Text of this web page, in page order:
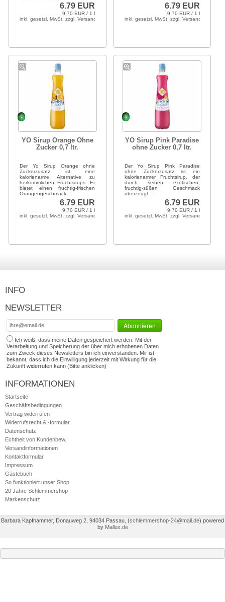
6.79 EUR
9.70 EUR / 1 l
inkl. gesetzl. MwSt. zzgl. Versandkosten
6.79 EUR
9.70 EUR / 1 l
inkl. gesetzl. MwSt. zzgl. Versandkosten
YO Sirup Orange Ohne
Zucker 0,7 ltr.
Der Yo Sirup Orange ohne
Zuckerzusatz ist eine
kalorienarme Alternative zu
herkömmlichen Fruchtsirups. Er
bietet einen fruchtig-frischen
Orangengeschmack,...
6.79 EUR
9.70 EUR / 1 l
inkl. gesetzl. MwSt. zzgl. Versandkosten
YO Sirup Pink Paradise
ohne Zucker 0,7 ltr.
Der Yo Sirup Pink Paradise
ohne Zuckerzusatz ist ein
kalorienarmer Fruchtsirup, der
durch seinen exotischen,
fruchtig-süßen Geschmack
überzeugt....
6.79 EUR
9.70 EUR / 1 l
inkl. gesetzl. MwSt. zzgl. Versandkosten
INFO
NEWSLETTER
Ich weiß, dass meine Daten gespeichert werden. Mit der
Verarbeitung und Speicherung der über mich erhobenen Daten
zum Zweck dieses Newsletters bin ich einverstanden. Mir ist
bekannt, dass ich die Einwilligung jederzeit mit Wirkung für die
Zukunft widerrufen kann (Bitte anklicken)
INFORMATIONEN
Startseite
Geschäftsbedingungen
Vertrag widerrufen
Widerrufsrecht & -formular
Datenschutz
Echtheit von Kundenbew.
Versandinformationen
Kontaktformular
Impressum
Gästebuch
So funktioniert unser Shop
20 Jahre Schlemmershop
Markenschutz
Barbara Kapfhammer, Donauweg 2, 94034 Passau, (schlemmershop-24@mail.de) powered
by Mallux.de